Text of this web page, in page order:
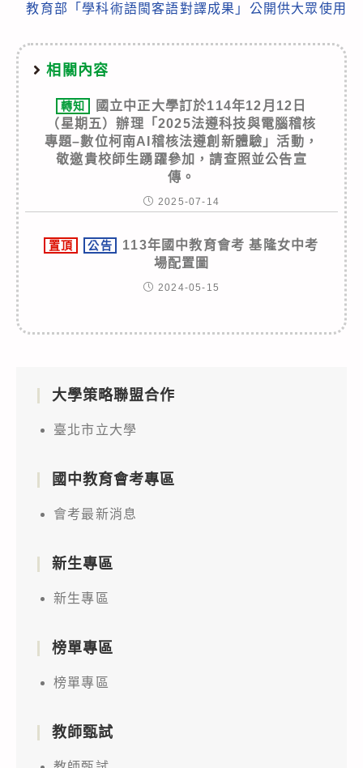
教育部「學科術語閩客語對譯成果」公開供大眾使用
相關內容
轉知
國立中正大學訂於114年12月12日
（星期五）辦理「2025法遵科技與電腦稽核
專題–數位柯南AI稽核法遵創新體驗」活動，
敬邀貴校師生踴躍參加，請查照並公告宣
傳。
2025-07-14
置頂 公告
113年國中教育會考 基隆女中考
場配置圖
2024-05-15
大學策略聯盟合作
臺北市立大學
國中教育會考專區
會考最新消息
新生專區
新生專區
榜單專區
榜單專區
教師甄試